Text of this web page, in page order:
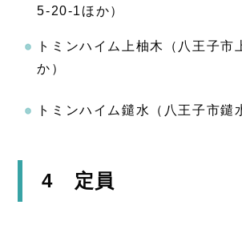
5-20-1ほか）
トミンハイム上柚木（八王子市
か）
トミンハイム鑓水（八王子市鑓
4 定員